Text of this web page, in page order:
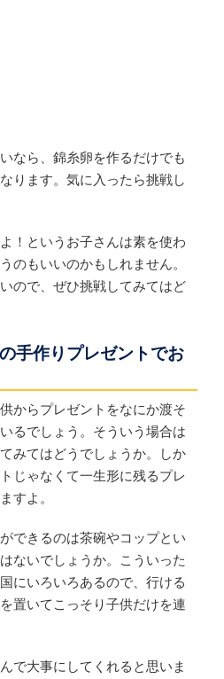
なら、錦糸卵を作るだけでも
ります。気に入ったら挑戦し
！というお子さんは素を使わ
のもいいのかもしれません。
ので、ぜひ挑戦してみてはど
手作りプレゼントでお
からプレゼントをなにか渡そ
るでしょう。そういう場合は
みてはどうでしょうか。しか
じゃなくて一生形に残るプレ
すよ。
できるのは茶碗やコップとい
ないでしょうか。こういった
にいろいろあるので、行ける
置いてこっそり子供だけを連
で大事にしてくれると思いま